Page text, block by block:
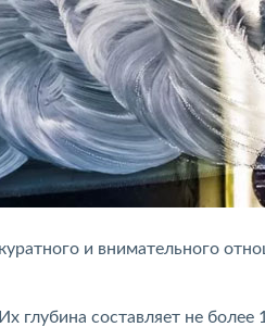
и внимательного
глубина составляет не